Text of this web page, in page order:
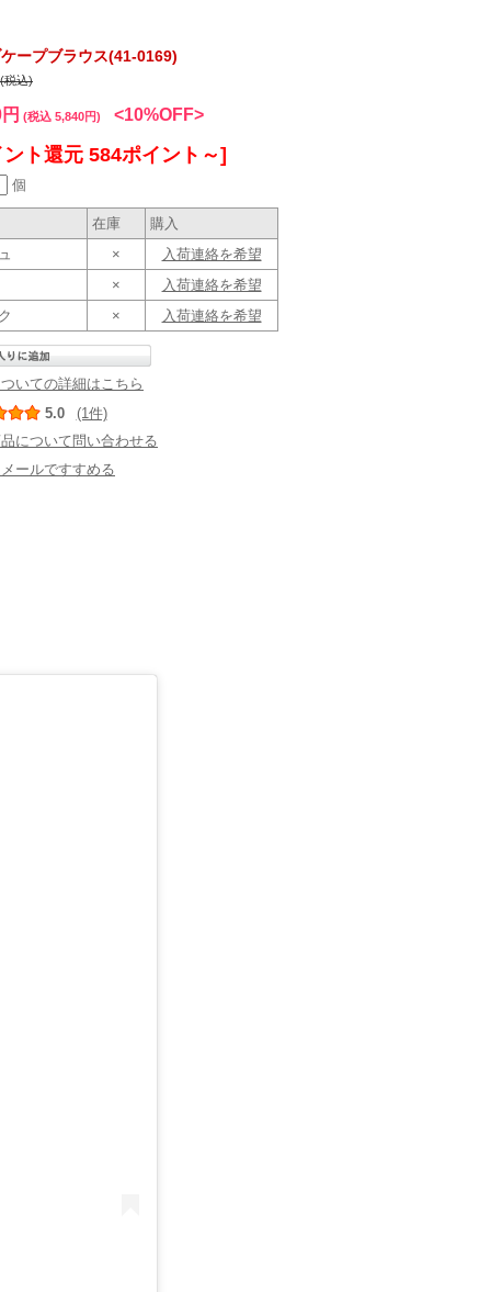
ープブラウス(41-0169)
税込)
(税込 5,840円) <10%OFF>
ント還元 584ポイント～]
個
在庫
購入
×
入荷連絡を希望
×
入荷連絡を希望
× 入荷連絡を希望
いての詳細はこちら
5.0
(1件)
について問い合わせる
ールですすめる